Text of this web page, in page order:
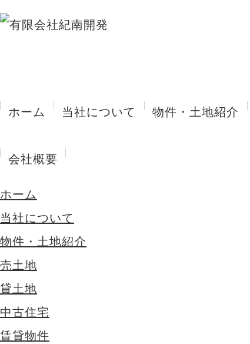
ホーム 当社について 物件・土地紹介
会社概要
ホーム
当社について
物件・土地紹介
売土地
貸土地
中古住宅
賃貸物件